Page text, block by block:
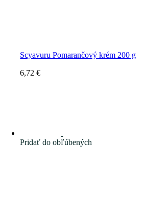
Scyavuru Pomarančový krém 200 g
6,72€
Pridať do obľúbených